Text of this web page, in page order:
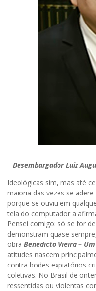
Desembargador Luiz
Ideológicas sim, mas até
maioria das vezes se
porque se ouviu em
tela do computador a
Pensei comigo: só se for
demonstram quase
obra Benedicto Vieira –
atitudes nascem
contra bodes expiatórios
coletivas. No Brasil de
ressentidas ou violentas